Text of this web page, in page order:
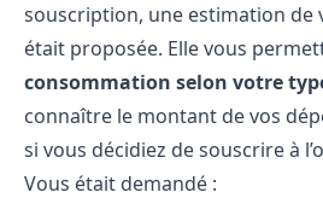
souscription, une estimation de
était proposée. Elle vous
consommation selon votre
connaître le montant de vos
si vous décidiez de souscrire à
Vous était demandé :